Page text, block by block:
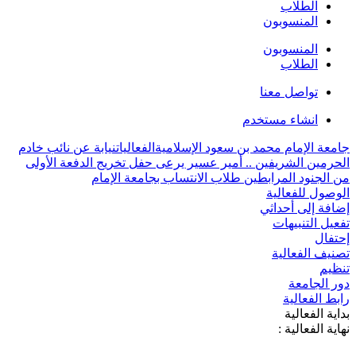
الطلاب
المنسوبون
المنسوبون
الطلاب
تواصل معنا
انشاء مستخدم
جامعة الإمام محمد بن سعود الإسلامية الفعالياتنيابة عن نائب خادم
الحرمين الشريفين .. أمير عسير يرعى حفل تخريج الدفعة الأولى
من الجنود المرابطين طلاب الانتساب بجامعة الإمام
الوصول للفعالية
إضافة إلى أحداثي
تفعيل التنبيهات
إحتفال
تصنيف الفعالية
تنظيم
دور الجامعة
رابط الفعالية
بداية الفعالية
نهاية الفعالية :